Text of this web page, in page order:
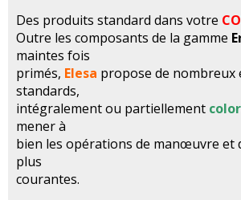
Des produits standard dans votre
Outre les composants de la gamme
maintes fois
primés, Elesa propose de nombreux
standards,
intégralement ou partiellement
mener à
bien les opérations de manœuvre et
plus
courantes.